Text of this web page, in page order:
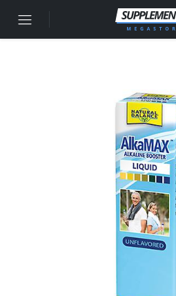
Accéder au contenu